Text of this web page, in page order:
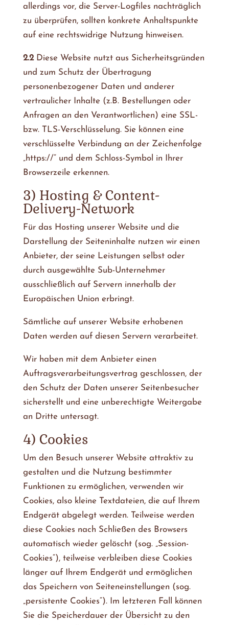
allerdings vor, die Server-Logfiles nachträglich
zu überprüfen, sollten konkrete Anhaltspunkte
auf eine rechtswidrige Nutzung hinweisen.
2.2Diese Website nutzt aus Sicherheitsgründen
und zum Schutz der Übertragung
personenbezogener Daten und anderer
vertraulicher Inhalte (z.B. Bestellungen oder
Anfragen an den Verantwortlichen) eine SSL-
bzw. TLS-Verschlüsselung. Sie können eine
verschlüsselte Verbindung an der Zeichenfolge
„https://“ und dem Schloss-Symbol in Ihrer
Browserzeile erkennen.
3) Hosting & Content-
Delivery-Network
Für das Hosting unserer Website und die
Darstellung der Seiteninhalte nutzen wir einen
Anbieter, der seine Leistungen selbst oder
durch ausgewählte Sub-Unternehmer
ausschließlich auf Servern innerhalb der
Europäischen Union erbringt.
Sämtliche auf unserer Website erhobenen
Daten werden auf diesen Servern verarbeitet.
Wir haben mit dem Anbieter einen
Auftragsverarbeitungsvertrag geschlossen, der
den Schutz der Daten unserer Seitenbesucher
sicherstellt und eine unberechtigte Weitergabe
an Dritte untersagt.
4) Cookies
Um den Besuch unserer Website attraktiv zu
gestalten und die Nutzung bestimmter
Funktionen zu ermöglichen, verwenden wir
Cookies, also kleine Textdateien, die auf Ihrem
Endgerät abgelegt werden. Teilweise werden
diese Cookies nach Schließen des Browsers
automatisch wieder gelöscht (sog. „Session-
Cookies“), teilweise verbleiben diese Cookies
länger auf Ihrem Endgerät und ermöglichen
das Speichern von Seiteneinstellungen (sog.
„persistente Cookies“). Im letzteren Fall können
Sie die Speicherdauer der Übersicht zu den